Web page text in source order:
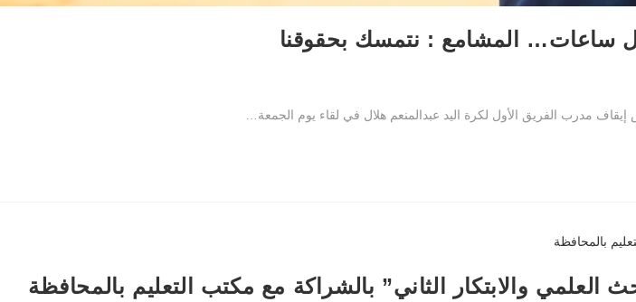
ساعات… المشامع : نتمسك بحقوقنا
مدرب الفريق الأول لكرة اليد عبدالمنعم هلال في لقاء يوم الجمعة…
العلمي والابتكار الثاني” بالشراكة مع مكتب التعليم بالمحافظة